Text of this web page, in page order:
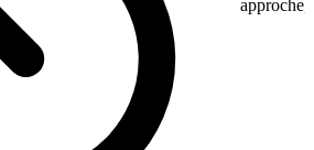
approche,